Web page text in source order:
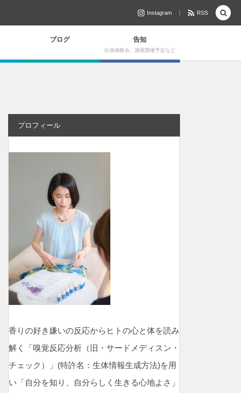
Instagram RSS
ブログ 告知
出張体験会、講座開催予定など
プロフィール
香りの好き嫌いの反応からヒトの心と体を読み
解く「嗅覚反応分析（旧・サードメディスン・
チェック）」(特許名：生体情報生成方法)を用
い「自分を知り、自分らしく生きる心地よさ」